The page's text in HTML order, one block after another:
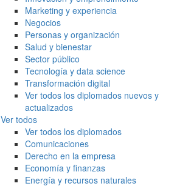
Marketing y experiencia
Negocios
Personas y organización
Salud y bienestar
Sector público
Tecnología y data science
Transformación digital
Ver todos los diplomados nuevos y
actualizados
Ver todos
Ver todos los diplomados
Comunicaciones
Derecho en la empresa
Economía y finanzas
Energía y recursos naturales